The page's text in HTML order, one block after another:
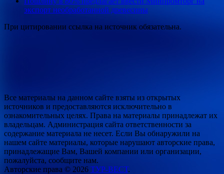
экспорт необработанной древесины
При цитировании ссылка на источник обязательна.
Все материалы на данном сайте взяты из открытых
источников и предоставляются исключительно в
ознакомительных целях. Права на материалы принадлежат их
владельцам. Администрация сайта ответственности за
содержание материала не несет. Если Вы обнаружили на
нашем сайте материалы, которые нарушают авторские права,
принадлежащие Вам, Вашей компании или организации,
пожалуйста, сообщите нам.
Авторские права © 2026 ТУР-ВЕСТ.